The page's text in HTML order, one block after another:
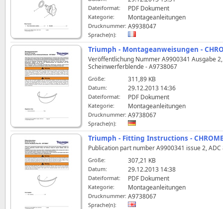
Dateiformat: PDF Dokument
Kategorie: Montageanleitungen
Drucknummer: A9938047
Sprache(n):
Triumph - Montageanweisungen -
Veröffentlichung Nummer A9900341 Ausgabe
Scheinwerferblende - A9738067
Größe: 311,89 KB
Datum: 29.12.2013 14:36
Dateiformat: PDF Dokument
Kategorie: Montageanleitungen
Drucknummer: A9738067
Sprache(n):
Triumph - Fitting Instructions -
Publication part number A9900341 issue 2,
Größe: 307,21 KB
Datum: 29.12.2013 14:38
Dateiformat: PDF Dokument
Kategorie: Montageanleitungen
Drucknummer: A9738067
Sprache(n):